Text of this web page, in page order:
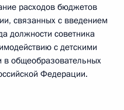
расходов бюджетов
связанных с введением
должности советника
с детскими
общеобразовательных
Федерации.